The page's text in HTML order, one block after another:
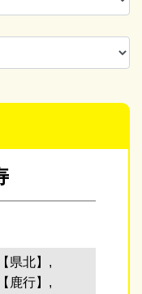
県北】,
鹿行】,